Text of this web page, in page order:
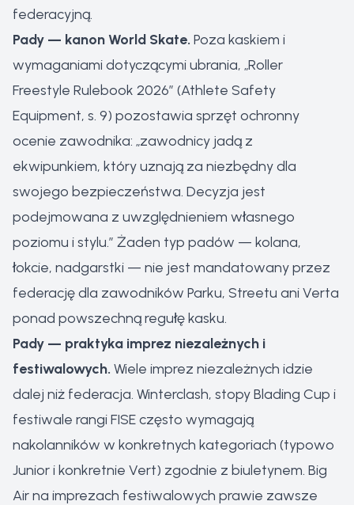
federacyjną.
Pady — kanon World Skate. Poza kaskiem i
wymaganiami dotyczącymi ubrania, „Roller
Freestyle Rulebook 2026” (Athlete Safety
Equipment, s. 9) pozostawia sprzęt ochronny
ocenie zawodnika: „zawodnicy jadą z
ekwipunkiem, który uznają za niezbędny dla
swojego bezpieczeństwa. Decyzja jest
podejmowana z uwzględnieniem własnego
poziomu i stylu.” Żaden typ padów — kolana,
łokcie, nadgarstki — nie jest mandatowany przez
federację dla zawodników Parku, Streetu ani Verta
ponad powszechną regułę kasku.
Pady — praktyka imprez niezależnych i
festiwalowych. Wiele imprez niezależnych idzie
dalej niż federacja. Winterclash, stopy Blading Cup i
festiwale rangi FISE często wymagają
nakolanników w konkretnych kategoriach (typowo
Junior i konkretnie Vert) zgodnie z biuletynem. Big
Air na imprezach festiwalowych prawie zawsze